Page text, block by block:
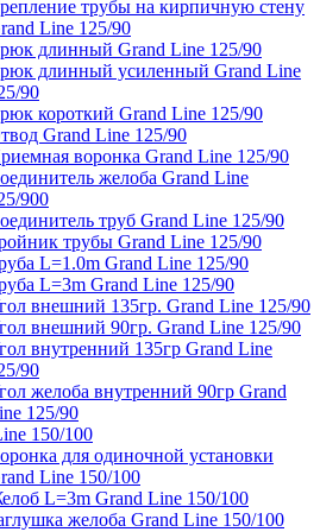
трубы на кирпичную стену
Line 125/90
длинный Grand Line 125/90
длинный усиленный Grand Line
90
короткий Grand Line 125/90
Grand Line 125/90
воронка Grand Line 125/90
желоба Grand Line
900
труб Grand Line 125/90
трубы Grand Line 125/90
L=1.0m Grand Line 125/90
L=3m Grand Line 125/90
внешний 135гр. Grand Line 125/90
внешний 90гр. Grand Line 125/90
внутренний 135гр Grand Line
90
желоба внутренний 90гр Grand
125/90
150/100
для одиночной установки
Line 150/100
L=3m Grand Line 150/100
желоба Grand Line 150/100